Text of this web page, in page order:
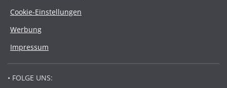
Cookie-Einstellungen
Werbung
Impressum
• FOLGE UNS: